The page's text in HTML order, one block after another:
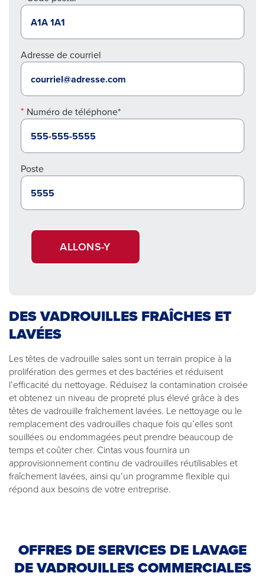
Adresse de courriel
Numéro de téléphone*
Poste
ALLONS-Y
DES VADROUILLES FRAÎCHES ET
LAVÉES
Les têtes de vadrouille sales sont un terrain propice à la
prolifération des germes et des bactéries et réduisent
l’efficacité du nettoyage. Réduisez la contamination croisée
et obtenez un niveau de propreté plus élevé grâce à des
têtes de vadrouille fraîchement lavées. Le nettoyage ou le
remplacement des vadrouilles chaque fois qu’elles sont
souillées ou endommagées peut prendre beaucoup de
temps et coûter cher. Cintas vous fournira un
approvisionnement continu de vadrouilles réutilisables et
fraîchement lavées, ainsi qu’un programme flexible qui
répond aux besoins de votre entreprise.
OFFRES DE SERVICES DE LAVAGE
DE VADROUILLES COMMERCIALES